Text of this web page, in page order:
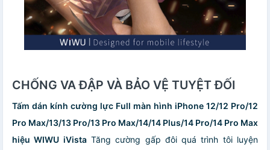
CHỐNG VA ĐẬP VÀ BẢO VỆ TUYỆT ĐỐI
Tấm dán kính cường lực Full màn hình iPhone 12/12 Pro/12
Pro Max/13/13 Pro/13 Pro Max/14/14 Plus/14 Pro/14 Pro Max
hiệu WIWU iVistaTăng cường gấp đôi quá trình tôi luyện